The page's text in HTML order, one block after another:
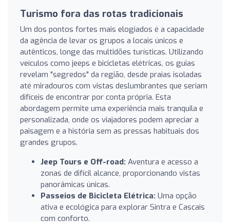
Turismo fora das rotas tradicionais
Um dos pontos fortes mais elogiados é a capacidade
da agência de levar os grupos a locais únicos e
autênticos, longe das multidões turísticas. Utilizando
veículos como jeeps e bicicletas elétricas, os guias
revelam "segredos" da região, desde praias isoladas
até miradouros com vistas deslumbrantes que seriam
difíceis de encontrar por conta própria. Esta
abordagem permite uma experiência mais tranquila e
personalizada, onde os viajadores podem apreciar a
paisagem e a história sem as pressas habituais dos
grandes grupos.
Jeep Tours e Off-road: Aventura e acesso a
zonas de difícil alcance, proporcionando vistas
panorâmicas únicas.
Passeios de Bicicleta Elétrica: Uma opção
ativa e ecológica para explorar Sintra e Cascais
com conforto.